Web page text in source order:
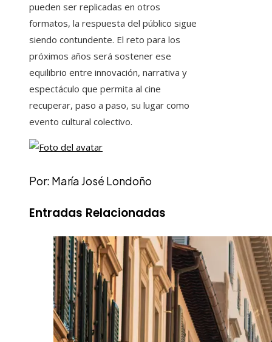
pueden ser replicadas en otros
formatos, la respuesta del público sigue
siendo contundente. El reto para los
próximos años será sostener ese
equilibrio entre innovación, narrativa y
espectáculo que permita al cine
recuperar, paso a paso, su lugar como
evento cultural colectivo.
Por: María José Londoño
Entradas Relacionadas